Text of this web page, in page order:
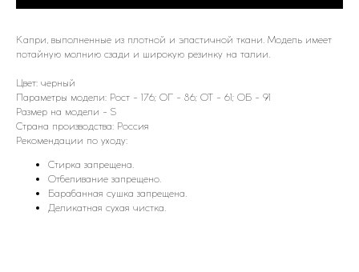
Капри, выполненные из плотной и эластичной ткани. Модель имеет
потайную молнию сзади и широкую резинку на талии.
Цвет: черный
Параметры модели: Рост - 176; ОГ - 86; ОТ - 61; ОБ - 91
Размер на модели - S
Страна производства: Россия
Рекомендации по уходу:
Стирка запрещена.
Отбеливание запрещено.
Барабанная сушка запрещена.
Деликатная сухая чистка.